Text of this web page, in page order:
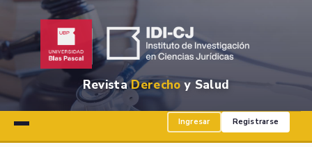
RevistaDerecho y Salud
Ingresar Registrarse